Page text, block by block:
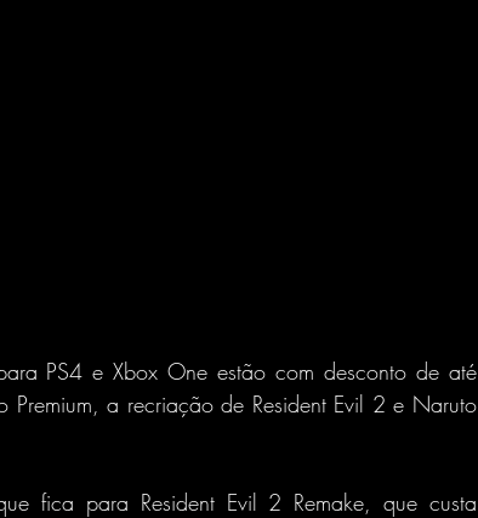
PS4 e Xbox One estão com desconto de até
a recriação de Resident Evil 2 e Naruto
fica para Resident Evil 2 Remake, que custa